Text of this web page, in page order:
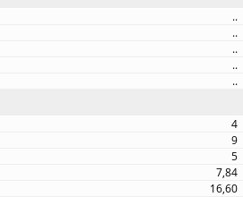
..
..
..
..
..
4
9
5
7,84
16,60